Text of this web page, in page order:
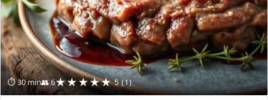
⏱ 30 min👥 6★★★★★ 5 (1)